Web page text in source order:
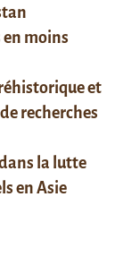
en moins
et
recherches
la lutte
en Asie